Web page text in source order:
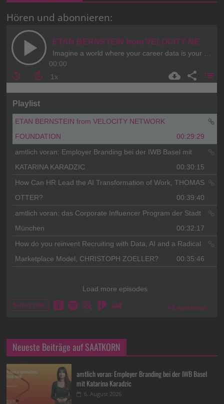
Hören und abonnieren:
Neueste Beiträge auf SAATKORN
amtlich voran: Employer Branding bei der IWB Basel
mit Katarina Karadzic
6. August 2026